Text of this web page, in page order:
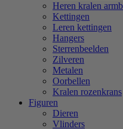
Heren kralen
Kettingen
Leren kettingen
Hangers
Sterrenbeelden
Zilveren
Metalen
Oorbellen
Kralen rozenkrans
Figuren
Dieren
Vlinders